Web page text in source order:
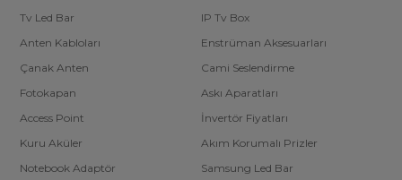
Tv Led Bar
IP Tv Box
Anten Kabloları
Enstrüman Aksesuarları
Çanak Anten
Cami Seslendirme
Fotokapan
Askı Aparatları
Access Point
İnvertör Fiyatları
Kuru Aküler
Akım Korumalı Prizler
Notebook Adaptör
Samsung Led Bar